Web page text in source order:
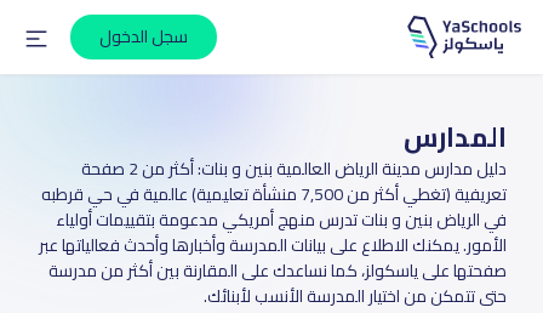
سجل الدخول
المدارس
دليل مدارس مدينة الرياض العالمية بنين و بنات: أكثر من 2 صفحة
تعريفية (تغطي أكثر من 7,500 منشأة تعليمية) عالمية في حي قرطبه
في الرياض بنين و بنات تدرس منهج أمريكي مدعومة بتقييمات أولياء
الأمور. يمكنك الاطلاع على بيانات المدرسة وأخبارها وأحدث فعالياتها عبر
صفحتها على ياسكولز، كما نساعدك على المقارنة بين أكثر من مدرسة
حتى تتمكن من اختيار المدرسة الأنسب لأبنائك.